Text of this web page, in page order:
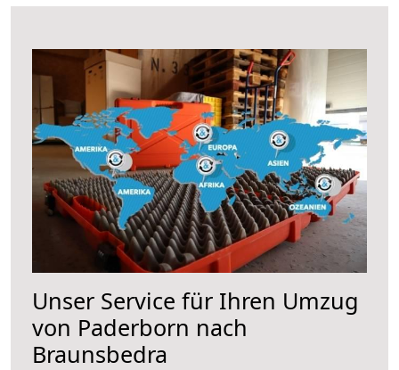
Unser Service für Ihren Umzug
von Paderborn nach
Braunsbedra